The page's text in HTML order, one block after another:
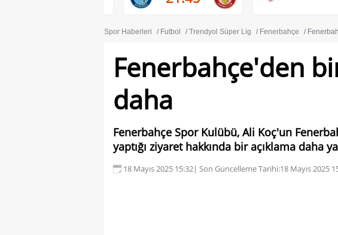
Spor Haberleri Futbol Trendyol Süper Lig Fenerbahçe
Fenerbahçe'den
daha
Fenerbahçe Spor Kulübü, Ali Koç'un
yaptığı ziyaret hakkında bir açıklama daha
18 Mayıs 2025 15:32| Son Güncelleme Tarihi:18 Mayıs 2025